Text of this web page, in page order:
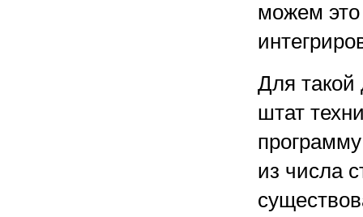
можем это
Для такой
штат
из числа